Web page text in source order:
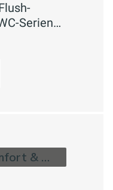
Serien
Komfort & Hygiene